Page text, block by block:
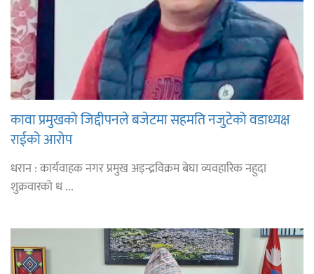
कावा प्रमुखको जिद्दीपनले बजेटमा सहमति नजुटेको वडाध्यक्ष
राईको आरोप
धरान : कार्यवाहक नगर प्रमुख अइन्द्रविक्रम बेघा व्यवहारिक नहुदा
शुक्रवारको ध ...